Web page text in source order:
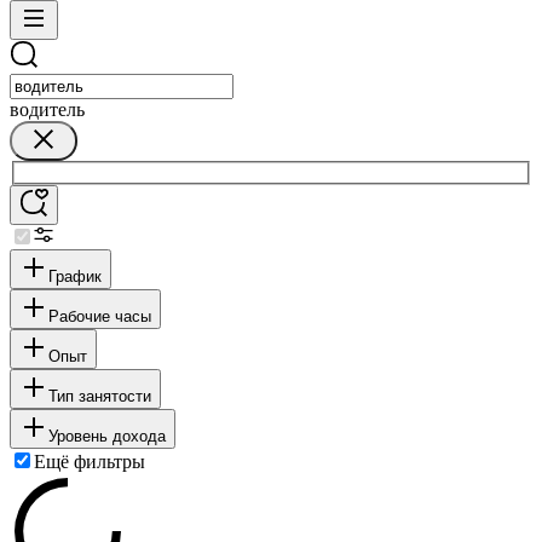
водитель
График
Рабочие часы
Опыт
Тип занятости
Уровень дохода
Ещё фильтры